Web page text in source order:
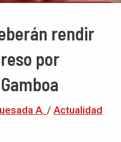
rendir
por
A. / Actualidad